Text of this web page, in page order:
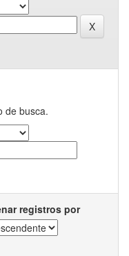
de busca.
registros por